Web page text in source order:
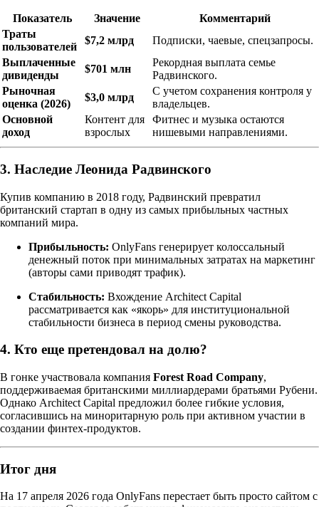
Показатель Значение
Комментарий
Траты
пользователей
$7,2 млрд
Подписки, чаевые, спецзапросы.
Выплаченные
дивиденды
$701 млн
Рекордная выплата семье
Радвинского.
Рыночная
оценка (2026)
$3,0 млрд
С учетом сохранения контроля у
владельцев.
Основной
доход
Контент для
взрослых
Фитнес и музыка остаются
нишевыми направлениями.
3. Наследие Леонида Радвинского
Купив компанию в 2018 году, Радвинский превратил
британский стартап в одну из самых прибыльных частных
компаний мира.
Прибыльность: OnlyFans генерирует колоссальный
денежный поток при минимальных затратах на маркетинг
(авторы сами приводят трафик).
Стабильность: Вхождение Architect Capital
рассматривается как «якорь» для институциональной
стабильности бизнеса в период смены руководства.
4. Кто еще претендовал на долю?
В гонке участвовала компания Forest Road Company,
поддерживаемая британскими миллиардерами братьями Рубени.
Однако Architect Capital предложил более гибкие условия,
согласившись на миноритарную роль при активном участии в
создании финтех-продуктов.
Итог дня
На 17 апреля 2026 года OnlyFans перестает быть просто сайтом с